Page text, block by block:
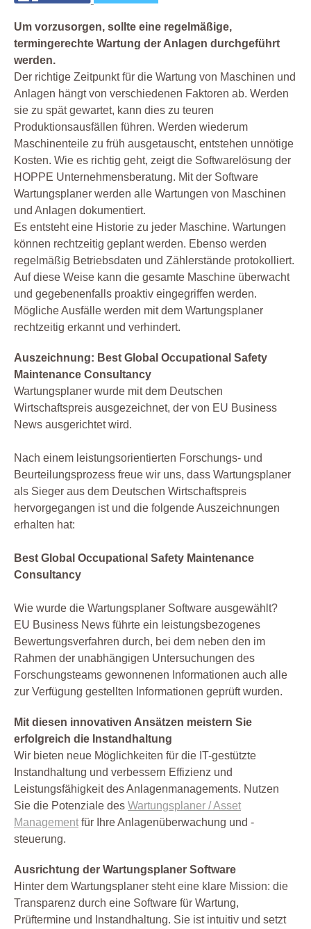
Um vorzusorgen, sollte eine regelmäßige,
termingerechte Wartung der Anlagen durchgeführt
werden.
Der richtige Zeitpunkt für die Wartung von Maschinen und
Anlagen hängt von verschiedenen Faktoren ab. Werden
sie zu spät gewartet, kann dies zu teuren
Produktionsausfällen führen. Werden wiederum
Maschinenteile zu früh ausgetauscht, entstehen unnötige
Kosten. Wie es richtig geht, zeigt die Softwarelösung der
HOPPE Unternehmensberatung. Mit der Software
Wartungsplaner werden alle Wartungen von Maschinen
und Anlagen dokumentiert.
Es entsteht eine Historie zu jeder Maschine. Wartungen
können rechtzeitig geplant werden. Ebenso werden
regelmäßig Betriebsdaten und Zählerstände protokolliert.
Auf diese Weise kann die gesamte Maschine überwacht
und gegebenenfalls proaktiv eingegriffen werden.
Mögliche Ausfälle werden mit dem Wartungsplaner
rechtzeitig erkannt und verhindert.
Auszeichnung: Best Global Occupational Safety
Maintenance Consultancy
Wartungsplaner wurde mit dem Deutschen
Wirtschaftspreis ausgezeichnet, der von EU Business
News ausgerichtet wird.
Nach einem leistungsorientierten Forschungs- und
Beurteilungsprozess freue wir uns, dass Wartungsplaner
als Sieger aus dem Deutschen Wirtschaftspreis
hervorgegangen ist und die folgende Auszeichnungen
erhalten hat:
Best Global Occupational Safety Maintenance
Consultancy
Wie wurde die Wartungsplaner Software ausgewählt?
EU Business News führte ein leistungsbezogenes
Bewertungsverfahren durch, bei dem neben den im
Rahmen der unabhängigen Untersuchungen des
Forschungsteams gewonnenen Informationen auch alle
zur Verfügung gestellten Informationen geprüft wurden.
Mit diesen innovativen Ansätzen meistern Sie
erfolgreich die Instandhaltung
Wir bieten neue Möglichkeiten für die IT-gestützte
Instandhaltung und verbessern Effizienz und
Leistungsfähigkeit des Anlagenmanagements. Nutzen
Sie die Potenziale des Wartungsplaner / Asset
Management für Ihre Anlagenüberwachung und -
steuerung.
Ausrichtung der Wartungsplaner Software
Hinter dem Wartungsplaner steht eine klare Mission: die
Transparenz durch eine Software für Wartung,
Prüftermine und Instandhaltung. Sie ist intuitiv und setzt